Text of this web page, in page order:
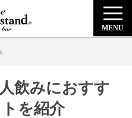
MENU
飲みにおすす
を紹介